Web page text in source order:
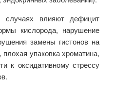
случаях влияют дефицит
кислорода, нарушение
замены гистонов на
упаковка хроматина,
к оксидативному стрессу